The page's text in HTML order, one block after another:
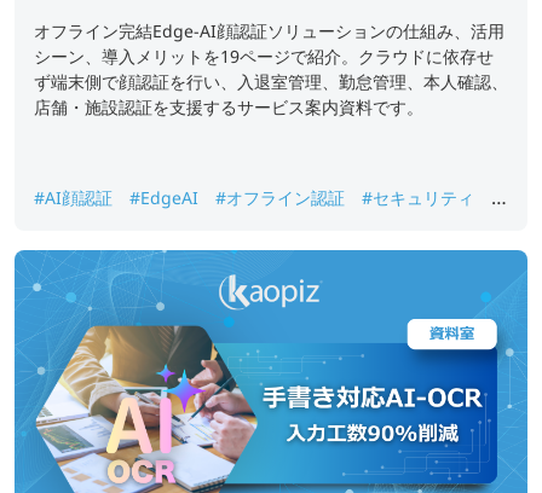
オフライン完結Edge-AI顔認証ソリューションの仕組み、活用
シーン、導入メリットを19ページで紹介。クラウドに依存せ
ず端末側で顔認証を行い、入退室管理、勤怠管理、本人確認、
店舗・施設認証を支援するサービス案内資料です。
#AI顔認証 #EdgeAI #オフライン認証 #セキュリティ
#